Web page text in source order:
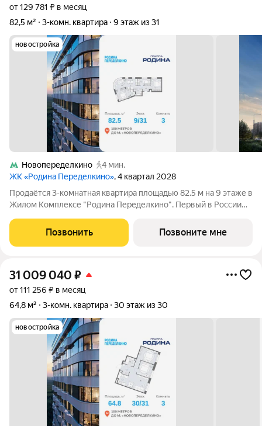
от 129 781 ₽ в месяц
82,5 м²
3-комн. квартира 9 этаж из 31
новостройка
Новопеределкино
4 мин.
ЖК «Родина Переделкино», 4 квартал 2028
Продаётся 3-комнатная квартира площадью 82.5 м на 9 этаже в
Жилом Комплексе "Родина Переделкино". Первый в России
квартал бизнес-класса на Западе Москвы на границе с
Ульяновским лесопарком,
Позвонить Позвоните мне
31 009 040 ₽
от 111 256 ₽ в месяц
64,8 м²
3-комн. квартира 30 этаж из 30
новостройка